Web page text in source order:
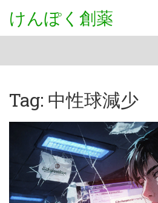
けんぽく創薬
Tag: 中性球減少